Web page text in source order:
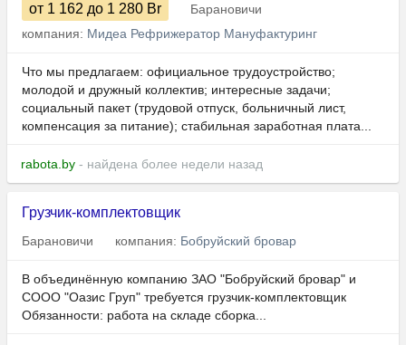
от 1 162 до 1 280 Br
Барановичи
компания: Мидеа Рефрижератор Мануфактуринг
Что мы предлагаем: официальное трудоустройство;
молодой и дружный коллектив; интересные задачи;
социальный пакет (трудовой отпуск, больничный лист,
компенсация за питание); стабильная заработная плата...
rabota.by - найдена более недели назад
Грузчик-комплектовщик
Барановичи компания: Бобруйский бровар
В объединённую компанию ЗАО "Бобруйский бровар" и
СООО "Оазис Груп" требуется грузчик-комплектовщик
Обязанности: работа на складе сборка...